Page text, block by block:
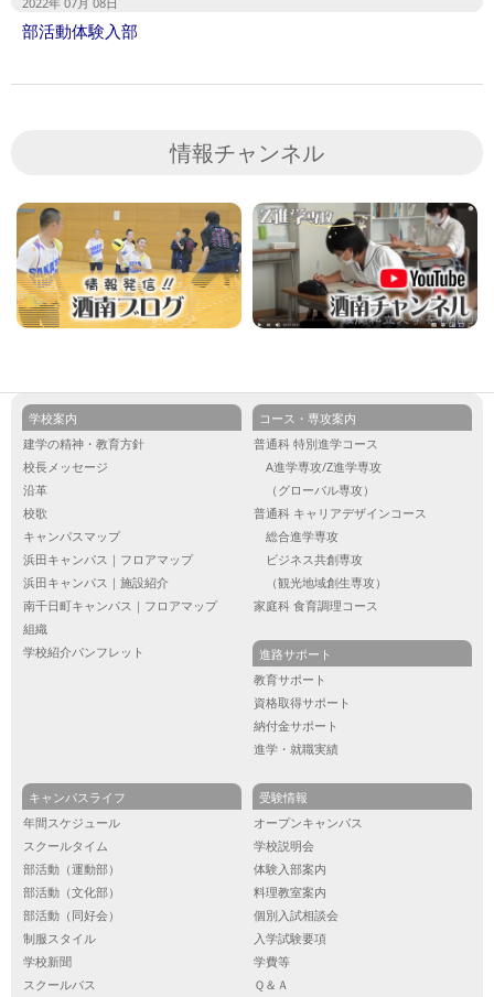
部活動体験入部
情報チャンネル
学校案内
建学の精神・教育方針
校長メッセージ
沿革
校歌
キャンパスマップ
浜田キャンパス｜フロアマップ
浜田キャンパス｜施設紹介
南千日町キャンパス｜フロアマップ
組織
学校紹介パンフレット
コース・専攻案内
普通科 特別進学コース
A進学専攻/Z進学専攻
（グローバル専攻）
普通科 キャリアデザインコース
総合進学専攻
ビジネス共創専攻
（観光地域創生専攻）
家庭科 食育調理コース
進路サポート
教育サポート
資格取得サポート
納付金サポート
進学・就職実績
キャンパスライフ
年間スケジュール
スクールタイム
部活動（運動部）
部活動（文化部）
部活動（同好会）
制服スタイル
学校新聞
スクールバス
受験情報
オープンキャンパス
学校説明会
体験入部案内
料理教室案内
個別入試相談会
入学試験要項
学費等
Ｑ＆Ａ